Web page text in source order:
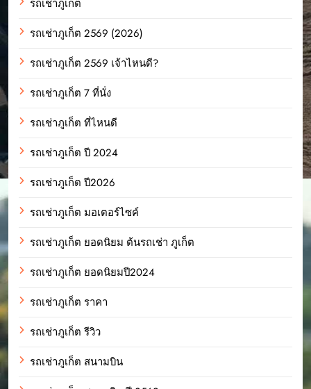
รถเช่าภูเก็ต
รถเช่าภูเก็ต 2569 (2026)
รถเช่าภูเก็ต 2569 เจ้าไหนดี?
รถเช่าภูเก็ต 7 ที่นั่ง
รถเช่าภูเก็ต ที่ไหนดี
รถเช่าภูเก็ต ปี 2024
รถเช่าภูเก็ต ปี2026
รถเช่าภูเก็ต มอเตอร์ไซค์
รถเช่าภูเก็ต ยอดนิยม ต้นรถเช่า ภูเก็ต
รถเช่าภูเก็ต ยอดนิยมปี2024
รถเช่าภูเก็ต ราคา
รถเช่าภูเก็ต รีวิว
รถเช่าภูเก็ต สนามบิน